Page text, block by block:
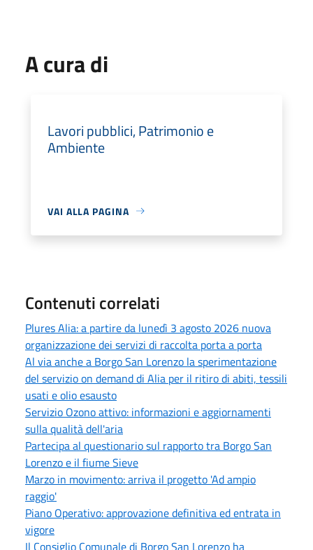
A cura di
Lavori pubblici, Patrimonio e
Ambiente
VAI ALLA PAGINA
Contenuti correlati
Plures Alia: a partire da lunedì 3 agosto 2026 nuova
organizzazione dei servizi di raccolta porta a porta
Al via anche a Borgo San Lorenzo la sperimentazione
del servizio on demand di Alia per il ritiro di abiti, tessili
usati e olio esausto
Servizio Ozono attivo: informazioni e aggiornamenti
sulla qualità dell'aria
Partecipa al questionario sul rapporto tra Borgo San
Lorenzo e il fiume Sieve
Marzo in movimento: arriva il progetto 'Ad ampio
raggio'
Piano Operativo: approvazione definitiva ed entrata in
vigore
Il Consiglio Comunale di Borgo San Lorenzo ha